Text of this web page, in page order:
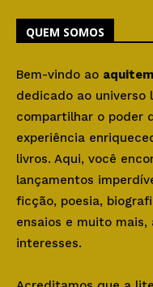
QUEM SOMOS
Bem-vindo ao
dedicado ao universo
compartilhar o poder
experiência
livros. Aqui, você
lançamentos
ficção, poesia,
ensaios e muito
interesses.